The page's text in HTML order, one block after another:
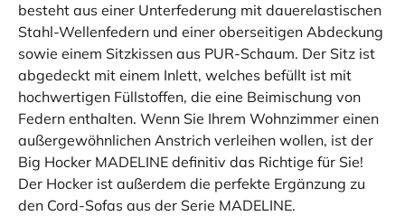
besteht aus einer Unterfederung mit dauerelastischen
Stahl-Wellenfedern und einer oberseitigen Abdeckung
sowie einem Sitzkissen aus PUR-Schaum. Der Sitz ist
abgedeckt mit einem Inlett, welches befüllt ist mit
hochwertigen Füllstoffen, die eine Beimischung von
Federn enthalten. Wenn Sie Ihrem Wohnzimmer einen
außergewöhnlichen Anstrich verleihen wollen, ist der
Big Hocker MADELINE definitiv das Richtige für Sie!
Der Hocker ist außerdem die perfekte Ergänzung zu
den Cord-Sofas aus der Serie MADELINE.